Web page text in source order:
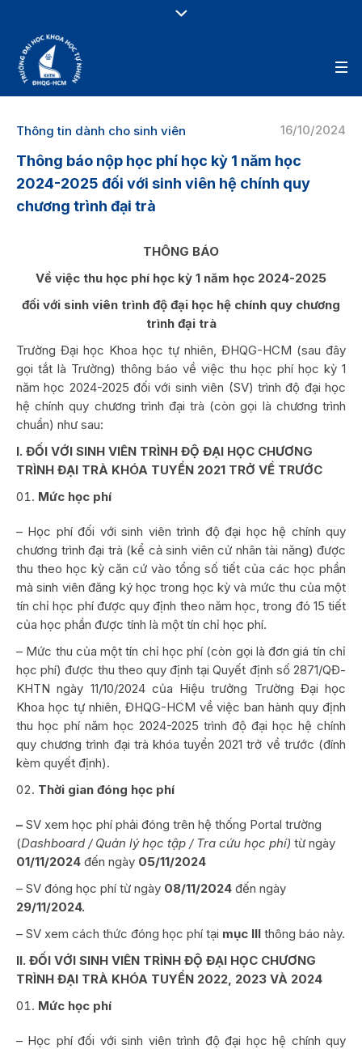
16/10/2024
Thông tin dành cho sinh viên
Thông báo nộp học phí học kỳ 1 năm học
2024-2025 đối với sinh viên hệ chính quy
chương trình đại trà
THÔNG BÁO
Về việc thu học phí học kỳ 1 năm học 2024-2025
đối với sinh viên trình độ đại học hệ chính quy chương
trình đại trà
Trường Đại học Khoa học tự nhiên, ĐHQG-HCM (sau đây
gọi tắt là Trường) thông báo về việc thu học phí học kỳ 1
năm học 2024-2025 đối với sinh viên (SV) trình độ đại học
hệ chính quy chương trình đại trà (còn gọi là chương trình
chuẩn) như sau:
I. ĐỐI VỚI SINH VIÊN TRÌNH ĐỘ ĐẠI HỌC CHƯƠNG
TRÌNH ĐẠI TRÀ KHÓA TUYỂN 2021 TRỞ VỀ TRƯỚC
Mức học phí
– Học phí đối với sinh viên trình độ đại học hệ chính quy
chương trình đại trà (kể cả sinh viên cử nhân tài năng) được
thu theo học kỳ căn cứ vào tổng số tiết của các học phần
mà sinh viên đăng ký học trong học kỳ và mức thu của một
tín chỉ học phí được quy định theo năm học, trong đó 15 tiết
của học phần được tính là một tín chỉ học phí.
– Mức thu của một tín chỉ học phí (còn gọi là đơn giá tín chỉ
học phí) được thu theo quy định tại Quyết định số 2871/QĐ-
KHTN ngày 11/10/2024 của Hiệu trưởng Trường Đại học
Khoa học tự nhiên, ĐHQG-HCM về việc ban hành quy định
thu học phí năm học 2024-2025 trình độ đại học hệ chính
quy chương trình đại trà khóa tuyển 2021 trở về trước (đính
kèm quyết định).
Thời gian đóng học phí
– SV xem học phí phải đóng trên hệ thống Portal trường
(Dashboard /Quản lý học tập /Tra cứu học phí) từ ngày
01/11/2024 đến ngày 05/11/2024
– SV đóng học phí từ ngày 08/11/2024 đến ngày
29/11/2024.
– SV xem cách thức đóng học phí tại mục III thông báo này.
II. ĐỐI VỚI SINH VIÊN TRÌNH ĐỘ ĐẠI HỌC CHƯƠNG
TRÌNH ĐẠI TRÀ KHÓA TUYỂN 2022, 2023 VÀ 2024
Mức học phí
– Học phí đối với sinh viên trình độ đại học hệ chính quy